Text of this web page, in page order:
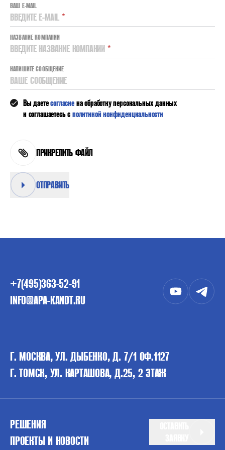
ВАШ E-MAIL
ВВЕДИТЕ E-MAIL *
НАЗВАНИЕ КОМПАНИИ
ВВЕДИТЕ НАЗВАНИЕ КОМПАНИИ *
НАПИШИТЕ СООБЩЕНИЕ
ВАШЕ СООБЩЕНИЕ
Вы даетесогласиена обработку персональных данных
и соглашаетесь сполитикой конфиденциальности
ПРИКРЕПИТЬ ФАЙЛ
ОТПРАВИТЬ
+7(495)363-52-91
INFO@APA-KANDT.RU
Г. МОСКВА, УЛ. ДЫБЕНКО, Д. 7/1 ОФ.1127
Г. ТОМСК, УЛ. КАРТАШОВА, Д.25, 2 ЭТАЖ
РЕШЕНИЯ
ПРОЕКТЫ И НОВОСТИ